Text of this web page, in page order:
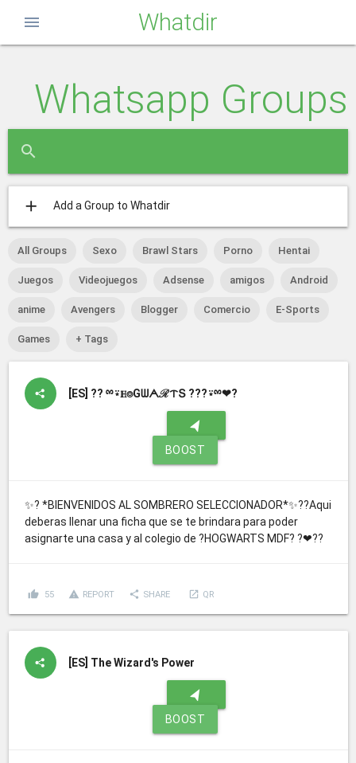
Whatdir
menu
Whatsapp Groups
search
add Add a Group to Whatdir
All Groups Sexo Brawl Stars Porno Hentai
Juegos Videojuegos Adsense amigos Android
anime Avengers Blogger Comercio E-Sports
Games + Tags
[ES] ?? ྉ⍣ℍ⌾GᗯᗅℛᝨՏ ???⍣ྉ❤?
navigation
BOOST
✨? *BIENVENIDOS AL SOMBRERO SELECCIONADOR*✨??Aqui
deberas llenar una ficha que se te brindara para poder
asignarte una casa y al colegio de ?HOGWARTS MDF? ?❤??
thumb_up 55 report_problem REPORT share SHARE launch QR
[ES] The Wizard's Power
navigation
BOOST